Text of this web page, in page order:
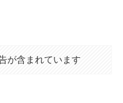
が含まれています